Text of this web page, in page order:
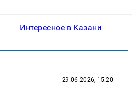
Интересное в Казани
29.06.2026, 15:20